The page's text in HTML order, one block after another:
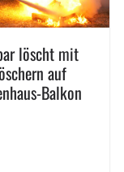
löscht mit
auf
Balkon